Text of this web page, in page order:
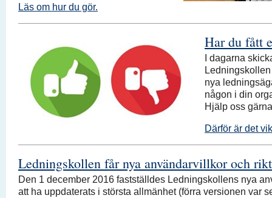
Läs om hur du gör.
Har du fått
I dagarna
nya
någon i din
Hjälp oss
Därför är det
Ledningskollen får nya användarvillkor och
Den 1 december 2016 fastställdes Ledningskollens nya
att ha uppdaterats i största allmänhet (förra versionen var